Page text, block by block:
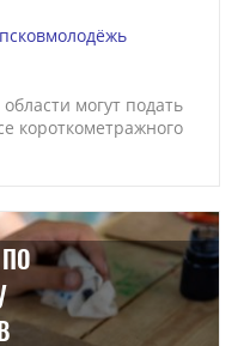
могут подать
короткометражного